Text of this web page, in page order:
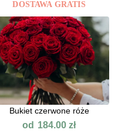
DOSTAWA GRATIS
Bukiet czerwone róże
od 184.00zł